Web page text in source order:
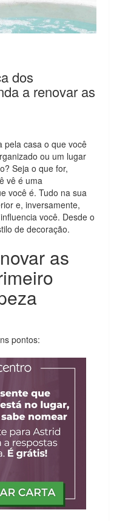
dos
a renovar as
pela casa o que você
ou um lugar
Seja o que for,
vê é uma
você é. Tudo na sua
e, inversamente,
você. Desde o
de decoração.
as
pontos: